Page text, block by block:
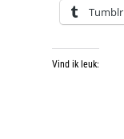
Tumblr
Vind ik leuk: